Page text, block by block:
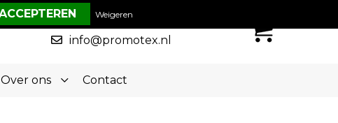
050-5773636
info@promotex.nl
Over ons Contact
Weigeren